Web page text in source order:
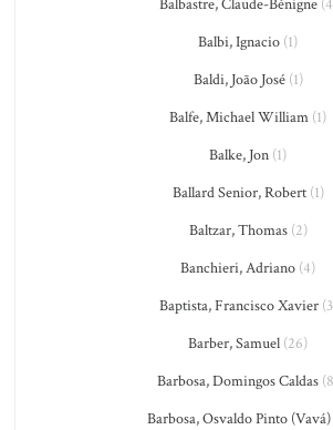
Balbastre, Claude-Bénigne
Balbi, Ignacio (1)
Baldi, João José(1)
Balfe, Michael William (1)
Balke, Jon (1)
Ballard Senior, Robert(1)
Baltzar, Thomas(2)
Banchieri, Adriano (4)
Baptista, Francisco Xavier
Barber, Samuel (26)
Barbosa, Domingos Caldas
Barbosa, Osvaldo Pinto (Vavá)